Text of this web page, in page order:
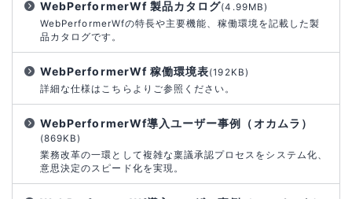
WebPerformerWf 製品カタログ(4.99MB)
WebPerformerWfの特長や主要機能、稼働環境を記載した製
品カタログです。
WebPerformerWf 稼働環境表(192KB)
詳細な仕様はこちらよりご参照ください。
WebPerformerWf導入ユーザー事例（オカムラ）
(869KB)
業務改革の一環として複雑な稟議承認プロセスをシステム化、
意思決定のスピード化を実現。